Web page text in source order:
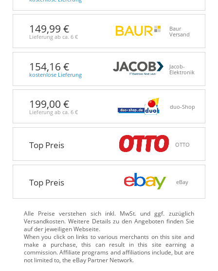
149,99 €
Lieferung ab ca. 6 €
Baur
Versand
154,16 €
kostenlose Lieferung
Jacob-
Elektronik
199,00 €
Lieferung ab ca. 6 €
duo-Shop
Top Preis OTTO
Top Preis eBay
Alle Preise verstehen sich inkl. MwSt. und ggf. zuzüglich
Versandkosten. Weitere Details zu den Angeboten finden Sie
auf der jeweiligen Webseite.